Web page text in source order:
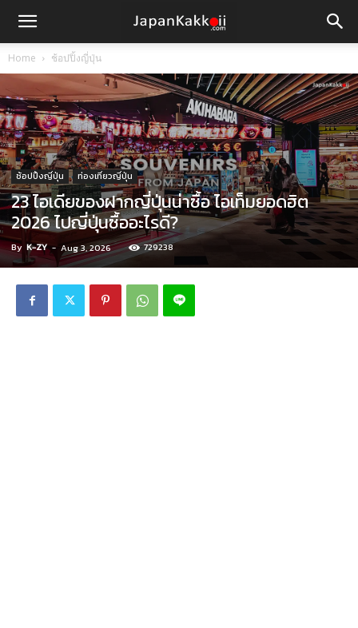
Home ช้อปปิ้งญี่ปุ่น
ช้อปปิ้งญี่ปุ่น ท่องเที่ยวญี่ปุ่น
23 ไอเดียของฝากญี่ปุ่นน่าซื้อ ไอเท็มยอดฮิต
2026 ไปญี่ปุ่นซื้ออะไรดี?
By K-ZY- Aug 3, 2026 729238